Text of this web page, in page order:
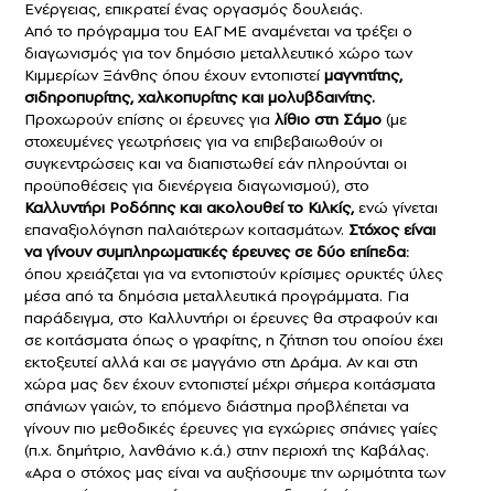
Ενέργειας, επικρατεί ένας οργασμός δουλειάς.
Από το πρόγραμμα του ΕΑΓΜΕ αναμένεται να τρέξει ο
διαγωνισμός για τον δημόσιο μεταλλευτικό χώρο των
Κιμμερίων Ξάνθης όπου έχουν εντοπιστείμαγνητίτης,
σιδηροπυρίτης, χαλκοπυρίτης και μολυβδαινίτης.
Προχωρούν επίσης οι έρευνες για λίθιο στη Σάμο (με
στοχευμένες γεωτρήσεις για να επιβεβαιωθούν οι
συγκεντρώσεις και να διαπιστωθεί εάν πληρούνται οι
προϋποθέσεις για διενέργεια διαγωνισμού), στο
Καλλυντήρι Ροδόπης και ακολουθεί το Κιλκίς,ενώ γίνεται
επαναξιολόγηση παλαιότερων κοιτασμάτων. Στόχος είναι
να γίνουν συμπληρωματικές έρευνες σε δύο επίπεδα:
όπου χρειάζεται για να εντοπιστούν κρίσιμες ορυκτές ύλες
μέσα από τα δημόσια μεταλλευτικά προγράμματα. Για
παράδειγμα, στο Καλλυντήρι οι έρευνες θα στραφούν και
σε κοιτάσματα όπως ο γραφίτης, η ζήτηση του οποίου έχει
εκτοξευτεί αλλά και σε μαγγάνιο στη Δράμα. Αν και στη
χώρα μας δεν έχουν εντοπιστεί μέχρι σήμερα κοιτάσματα
σπάνιων γαιών, το επόμενο διάστημα προβλέπεται να
γίνουν πιο μεθοδικές έρευνες για εγχώριες σπάνιες γαίες
(π.χ. δημήτριο, λανθάνιο κ.ά.) στην περιοχή της Καβάλας.
«Αρα ο στόχος μας είναι να αυξήσουμε την ωριμότητα των